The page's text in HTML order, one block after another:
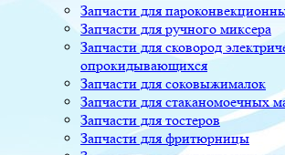
Запчасти для
Запчасти для ручного миксера
Запчасти для сковород
опрокидывающихся
Запчасти для соковыжималок
Запчасти для стаканомоечных
Запчасти для тостеров
Запчасти для фритюрницы